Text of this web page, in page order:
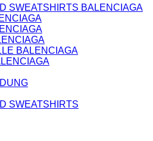
UND
SWEATSHIRTS BALENCIAGA
BALENCIAGA
SWEATSHIRTS